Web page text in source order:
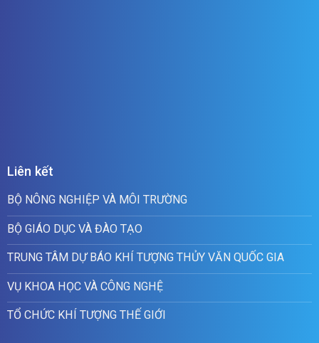
Liên kết
BỘ NÔNG NGHIỆP VÀ MÔI TRƯỜNG
BỘ GIÁO DỤC VÀ ĐÀO TẠO
TRUNG TÂM DỰ BÁO KHÍ TƯỢNG THỦY VĂN QUỐC GIA
VỤ KHOA HỌC VÀ CÔNG NGHỆ
TỔ CHỨC KHÍ TƯỢNG THẾ GIỚI